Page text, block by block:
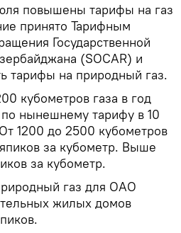
повышены тарифы на газ
принято Тарифным
Государственной
(SOCAR) и
тарифы на природный газ.
кубометров газа в год
по нынешнему тарифу в 10
1200 до 2500 кубометров
за кубометр. Выше
за кубометр.
газ для ОАО
жилых домов